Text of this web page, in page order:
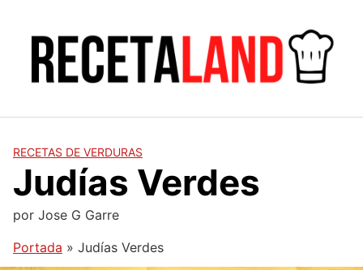
contenido
RECETAS DE VERDURAS
Judías Verdes
por Jose G Garre
Portada » Judías Verdes